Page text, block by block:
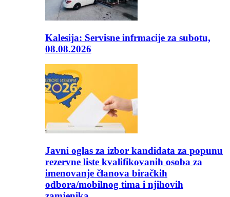
Kalesija: Servisne infrmacije za subotu,
08.08.2026
Javni oglas za izbor kandidata za popunu
rezervne liste kvalifikovanih osoba za
imenovanje članova biračkih
odbora/mobilnog tima i njihovih